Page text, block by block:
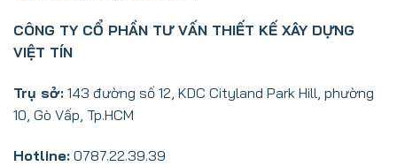
CÔNG TY CỔ PHẦN TƯ VẤN THIẾT KẾ XÂY DỰNG
VIỆT TÍN
Trụ sở: 143 đường số 12, KDC Cityland Park Hill, phường
10, Gò Vấp, Tp.HCM
Hotline: 0787.22.39.39